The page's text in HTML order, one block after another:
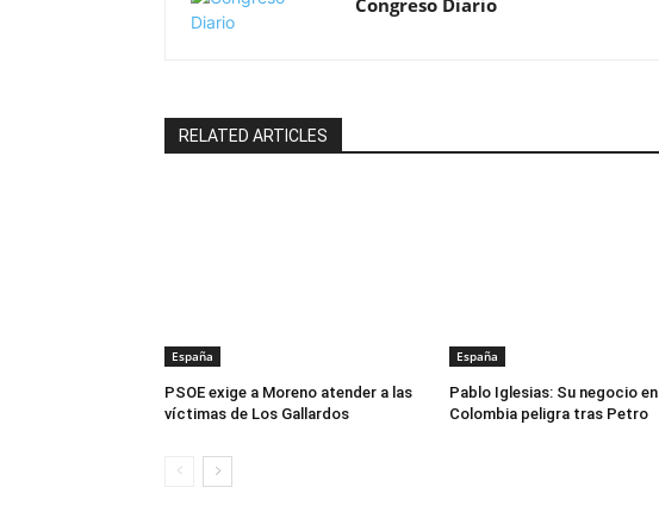
RELATED ARTICLES
España
PSOE exige a Moreno atender a las
víctimas de Los Gallardos
España
Pablo Iglesias: Su negocio en
Colombia peligra tras Petro